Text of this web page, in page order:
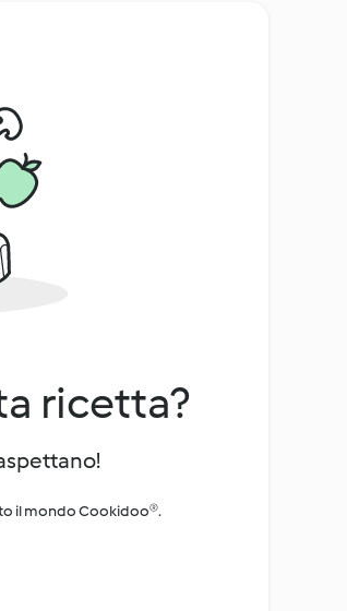
ricetta?
il mondo Cookidoo®.